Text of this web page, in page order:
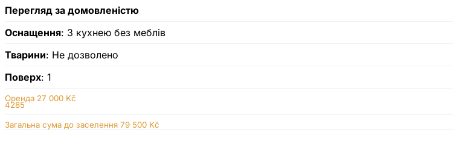
Перегляд за домовленістю
Оснащення: З кухнею без меблів
Тварини: Не дозволено
Поверх: 1
Оренда 27 000 Kč
Загальна сума до заселення 79 500 Kč
4285